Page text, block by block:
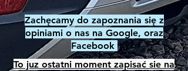
Zachęcamy do zapoznania się z
opiniami o nas na Google, oraz
Facebook
To juz ostatni moment zapisać sie na